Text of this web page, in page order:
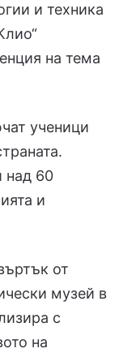
и техника
на тема
ученици
над 60
и
от
музей в
с
на